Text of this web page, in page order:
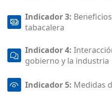
Indicador 3:
tabacalera
Indicador 4:
gobierno y la industria
Indicador 5: Medidas